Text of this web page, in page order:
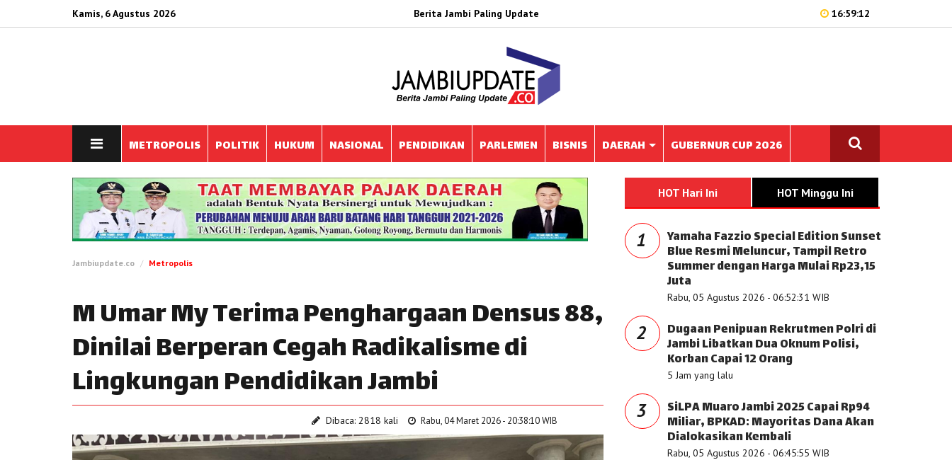
Kamis, 6 Agustus 2026 Berita Jambi Paling Update 16:59:12
METROPOLIS POLITIK HUKUM NASIONAL PENDIDIKAN PARLEMEN BISNIS DAERAH GUBERNUR CUP 2026
Jambiupdate.co Metropolis
M Umar My Terima Penghargaan Densus 88,
Dinilai Berperan Cegah Radikalisme di
Lingkungan Pendidikan Jambi
Dibaca: 2818 kali Rabu, 04 Maret 2026 - 20:38:10 WIB
HOT Hari Ini HOT Minggu Ini
1 Yamaha Fazzio Special Edition Sunset
Blue Resmi Meluncur, Tampil Retro
Summer dengan Harga Mulai Rp23,15
Juta
Rabu, 05 Agustus 2026 - 06:52:31 WIB
2 Dugaan Penipuan Rekrutmen Polri di
Jambi Libatkan Dua Oknum Polisi,
Korban Capai 12 Orang
5 Jam yang lalu
3 SiLPA Muaro Jambi 2025 Capai Rp94
Miliar, BPKAD: Mayoritas Dana Akan
Dialokasikan Kembali
Rabu, 05 Agustus 2026 - 06:45:55 WIB